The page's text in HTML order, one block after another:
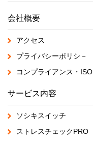
会社概要
アクセス
プライバシーポリシ－
コンプライアンス・ISO
サービス内容
ソシキスイッチ
ストレスチェックPRO